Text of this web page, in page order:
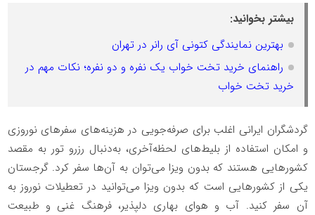
بیشتر بخوانید:
بهترین نمایندگی کتونی آی رانر در تهران
راهنمای خرید تخت خواب یک نفره و دو نفره؛ نکات مهم در
خرید تخت خواب
گردشگران ایرانی اغلب برای صرفه‌جویی در هزینه‌های سفرهای نوروزی
و امکان استفاده از بلیط‌های لحظه‌آخری، به‌دنبال رزرو تور به مقصد
کشورهایی هستند که بدون ویزا می‌توان به‌ آن‌ها سفر کرد. گرجستان
یکی از کشورهایی است که بدون ویزا می‌توانید در تعطیلات نوروز به
آن سفر کنید. آب ‌و هوای بهاری دلپذیر، فرهنگ غنی و طبیعت